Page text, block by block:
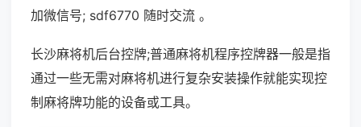
加微信号; sdf6770 随时交流 。
长沙麻将机后台控牌;普通麻将机程序控牌器一般是指
通过一些无需对麻将机进行复杂安装操作就能实现控
制麻将牌功能的设备或工具。